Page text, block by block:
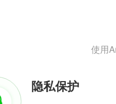
使用
隐私保护